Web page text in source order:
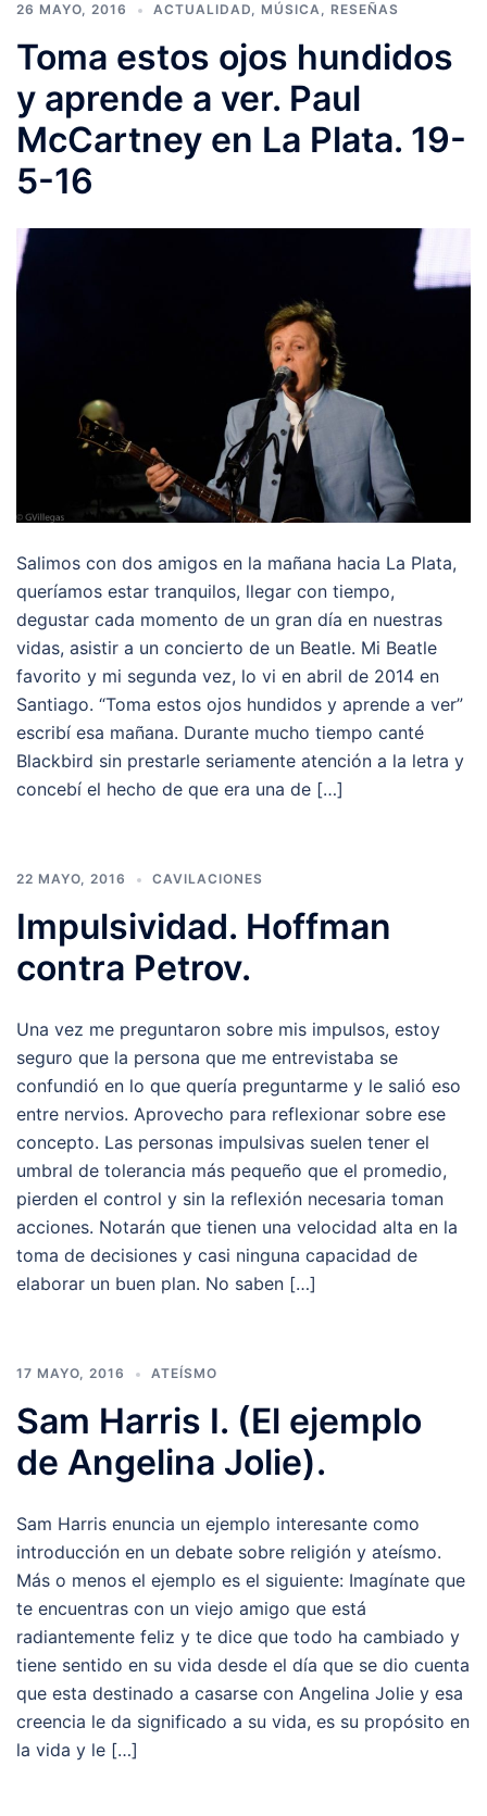
26 MAYO, 2016 ACTUALIDAD, MÚSICA, RESEÑAS
Toma estos ojos hundidos
y aprende a ver. Paul
McCartney en La Plata. 19-
5-16
Salimos con dos amigos en la mañana hacia La Plata,
queríamos estar tranquilos, llegar con tiempo,
degustar cada momento de un gran día en nuestras
vidas, asistir a un concierto de un Beatle. Mi Beatle
favorito y mi segunda vez, lo vi en abril de 2014 en
Santiago. “Toma estos ojos hundidos y aprende a ver”
escribí esa mañana. Durante mucho tiempo canté
Blackbird sin prestarle seriamente atención a la letra y
concebí el hecho de que era una de […]
22 MAYO, 2016 CAVILACIONES
Impulsividad. Hoffman
contra Petrov.
Una vez me preguntaron sobre mis impulsos, estoy
seguro que la persona que me entrevistaba se
confundió en lo que quería preguntarme y le salió eso
entre nervios. Aprovecho para reflexionar sobre ese
concepto. Las personas impulsivas suelen tener el
umbral de tolerancia más pequeño que el promedio,
pierden el control y sin la reflexión necesaria toman
acciones. Notarán que tienen una velocidad alta en la
toma de decisiones y casi ninguna capacidad de
elaborar un buen plan. No saben […]
17 MAYO, 2016 ATEÍSMO
Sam Harris I. (El ejemplo
de Angelina Jolie).
Sam Harris enuncia un ejemplo interesante como
introducción en un debate sobre religión y ateísmo.
Más o menos el ejemplo es el siguiente: Imagínate que
te encuentras con un viejo amigo que está
radiantemente feliz y te dice que todo ha cambiado y
tiene sentido en su vida desde el día que se dio cuenta
que esta destinado a casarse con Angelina Jolie y esa
creencia le da significado a su vida, es su propósito en
la vida y le […]